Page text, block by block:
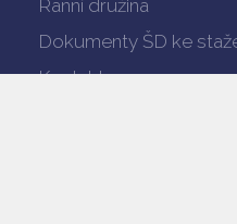
Ranní družina
Dokumenty ŠD ke
Kontakty